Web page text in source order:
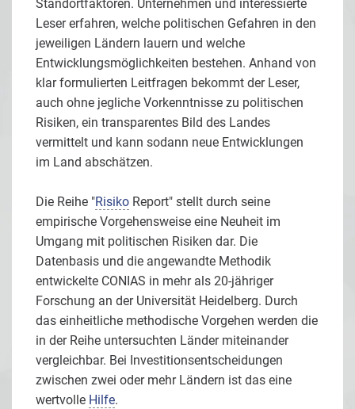
Standortfaktoren. Unternehmen und interessierte
Leser erfahren, welche politischen Gefahren in den
jeweiligen Ländern lauern und welche
Entwicklungsmöglichkeiten bestehen. Anhand von
klar formulierten Leitfragen bekommt der Leser,
auch ohne jegliche Vorkenntnisse zu politischen
Risiken, ein transparentes Bild des Landes
vermittelt und kann sodann neue Entwicklungen
im Land abschätzen.
Die Reihe "Risiko Report" stellt durch seine
empirische Vorgehensweise eine Neuheit im
Umgang mit politischen Risiken dar. Die
Datenbasis und die angewandte Methodik
entwickelte CONIAS in mehr als 20-jähriger
Forschung an der Universität Heidelberg. Durch
das einheitliche methodische Vorgehen werden die
in der Reihe untersuchten Länder miteinander
vergleichbar. Bei Investitionsentscheidungen
zwischen zwei oder mehr Ländern ist das eine
wertvolle Hilfe.